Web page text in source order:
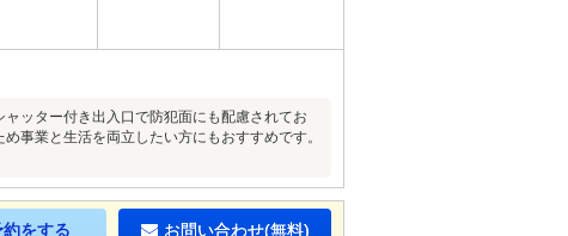
ッター付き出入口で防犯面にも配慮されてお
事業と生活を両立したい方にもおすすめです。
約をする お問い合わせ(無料)